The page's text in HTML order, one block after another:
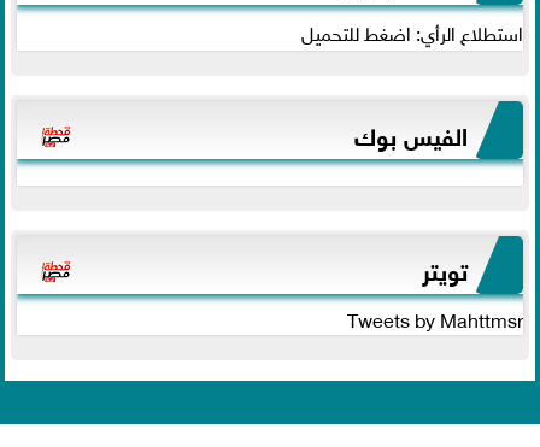
استطلاع الرأي: اضغط للتحميل
الفيس بوك
تويتر
Tweets by Mahttmsr